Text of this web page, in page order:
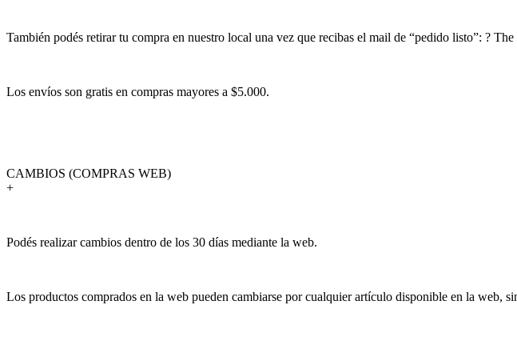
También podés retirar tu compra en nuestro local una vez que recibas el mail de “pedido listo”: ?
Los envíos son gratis en compras mayores a $5.000.
CAMBIOS (COMPRAS WEB)
+
Podés realizar cambios dentro de los 30 días mediante la web.
Los productos comprados en la web pueden cambiarse por cualquier artículo disponible en la web,